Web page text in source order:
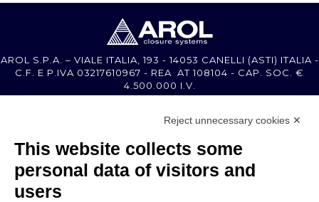
AROL S.P.A. – VIALE ITALIA, 193 - 14053 CANELLI (ASTI) ITALIA -
C.F. E P.IVA 03217610967 - REA AT 108104 - CAP. SOC. €
4.500.000 I.V.
MEMBER OF
Reject unnecessary cookies ✕
This website collects some
personal data of visitors and
users